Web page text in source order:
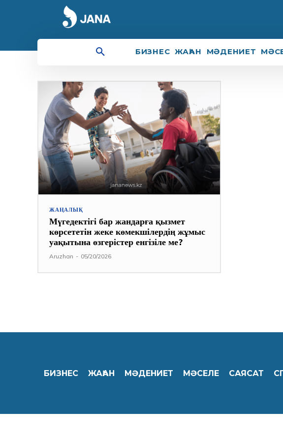
БИЗНЕС ЖАҺАН МӘДЕНИЕТ
әлеуметтік қолдау
ЖАҢАЛЫҚ
Мүгедектігі бар жандарға қызмет
көрсететін жеке көмекшілердің жұмыс
уақытына өзгерістер енгізіле ме?
Aruzhan - 05/20/2026
БИЗНЕС ЖАҺАН МӘДЕНИЕТ МӘСЕЛЕ САЯСАТ